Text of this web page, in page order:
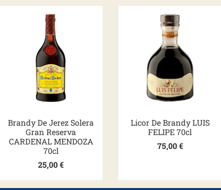
Brandy De Jerez Solera
Gran Reserva
CARDENAL MENDOZA
70cl
25,00€
Licor De Brandy LUIS
FELIPE 70cl
75,00€